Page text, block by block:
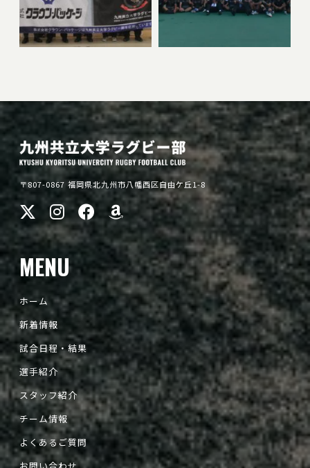
〒807-0867 福岡県北九州市八幡西区自由ケ丘1-8
MENU
ホーム
新着情報
試合日程・結果
選手紹介
スタッフ紹介
チーム情報
よくあるご質問